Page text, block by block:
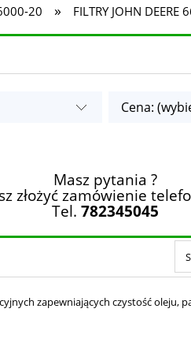
20 » FILTRY JOHN DEERE
Cena:
Masz pytania ?
złożyć zamówienie
Tel. 782345045
zapewniających czystość oleju,